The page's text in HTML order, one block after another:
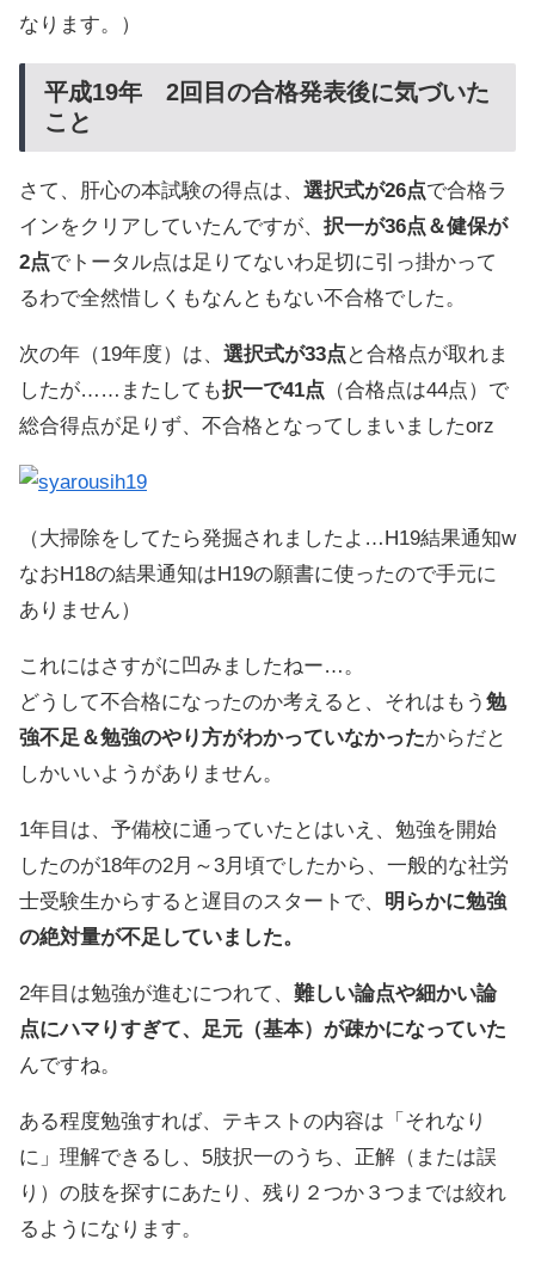
なります。）
平成19年 2回目の合格発表後に気づいた
こと
さて、肝心の本試験の得点は、 選択式が26点で合格ラ
インをクリアしていたんですが、 択一が36点＆健保が
2点でトータル点は足りてないわ足切に引っ掛かって
るわで全然惜しくもなんともない不合格でした。
次の年（19年度）は、 選択式が33点 と合格点が取れま
したが……またしても択一で41点 （合格点は44点）で
総合得点が足りず、不合格となってしまいましたorz
（大掃除をしてたら発掘されましたよ…H19結果通知w
なおH18の結果通知はH19の願書に使ったので手元に
ありません）
これにはさすがに凹みましたねー…。
どうして不合格になったのか考えると、それはもう 勉
強不足＆勉強のやり方がわかっていなかったからだと
しかいいようがありません。
1年目は、予備校に通っていたとはいえ、勉強を開始
したのが18年の2月～3月頃でしたから、一般的な社労
士受験生からすると遅目のスタートで、 明らかに勉強
の絶対量が不足していました。
2年目は勉強が進むにつれて、 難しい論点や細かい論
点にハマりすぎて、足元（基本）が疎かになっていた
んですね。
ある程度勉強すれば、テキストの内容は「それなり
に」理解できるし、5肢択一のうち、正解（または誤
り）の肢を探すにあたり、残り２つか３つまでは絞れ
るようになります。